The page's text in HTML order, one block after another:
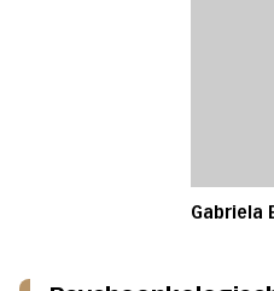
Gabriela